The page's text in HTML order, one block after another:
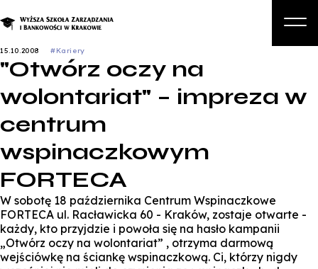
Studia
Biznes
Zapisz się na studia
15.10.2008 #Kariery
"Otwórz oczy na
wolontariat" – impreza w
centrum
wspinaczkowym
FORTECA
W sobotę 18 października Centrum Wspinaczkowe
FORTECA ul. Racławicka 60 - Kraków, zostaje otwarte -
każdy, kto przyjdzie i powoła się na hasło kampanii
„Otwórz oczy na wolontariat” , otrzyma darmową
wejściówkę na ściankę wspinaczkową. Ci, którzy nigdy